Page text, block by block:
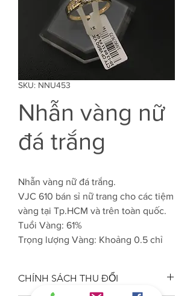
SKU: NNU453
Nhẫn vàng nữ
đá trắng
Nhẫn vàng nữ đá trắng.
VJC 610 bán sỉ nữ trang cho các tiệm
vàng tại Tp.HCM và trên toàn quốc.
Tuổi Vàng: 61%
Trọng lượng Vàng: Khoảng 0.5 chỉ
CHÍNH SÁCH THU ĐỔI